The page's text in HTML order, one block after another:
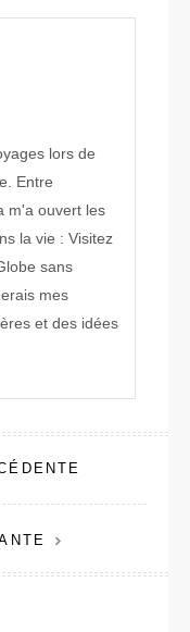
lors de
Entre
m'a ouvert les
la vie : Visitez
sans
mes
et des idées